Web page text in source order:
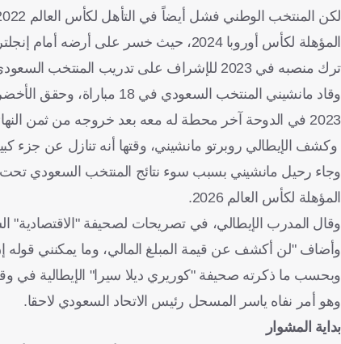
المؤهلة لكأس أوروبا 2024، حيث خسر على أرضه أمام إنجلترا 1-2.
ترك منصبه في 2023 للإشراف على تدريب المنتخب السعودي بعقد كان يمتد لثلاثة أعوام لكنه لم يستمر إلا عاما واحدا.
2023 في الدوحة آخر محطة له معه بعد خروجه من ثمن النهائي بعد الخسارة أمام كوريا الجنوبية بركلات الترجيح.
وكشف الإيطالي روبرتو مانشيني، وقتها أنه تنازل عن جزء
المؤهلة لكأس العالم 2026.
وقال المدرب الإيطالي، في تصريحات لصحيفة
وأضاف "لن أكشف عن قيمة المبلغ المالي، وما يمكنني قوله إن ما تنازلت عنه يتراوح
وهو أمر نفاه ياسر المسحل رئيس الاتحاد السعودي لاحقا.
بداية المشوار